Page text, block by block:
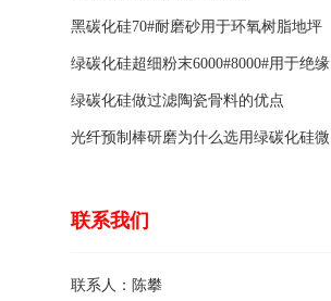
黑碳化硅70#耐磨砂用于环氧树脂地坪
骨料的特点有哪些？
绿碳化硅超细粉末6000#8000#用于绝缘
涂料的优点
绿碳化硅做过滤陶瓷骨料的优点
光纤预制棒研磨为什么选用绿碳化硅微
联系我们
联系人：陈攀